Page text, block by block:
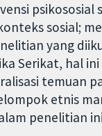
psikososial
sosial;
yang
Serikat, hal
temuan
etnis
penelitian